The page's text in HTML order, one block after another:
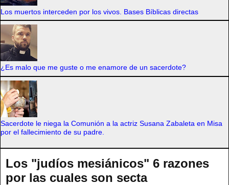
Los muertos interceden por los vivos. Bases Bíblicas directas
¿Es malo que me guste o me enamore de un sacerdote?
Sacerdote le niega la Comunión a la actriz Susana Zabaleta en Misa
por el fallecimiento de su padre.
Los "judíos mesiánicos" 6 razones
por las cuales son secta